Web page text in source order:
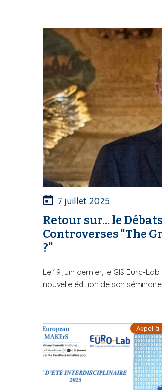
7 juillet 2025
Retour sur... le
Controverses "The
?"
Le 19 juin dernier, le GIS Euro-
nouvelle édition de son
Appel à